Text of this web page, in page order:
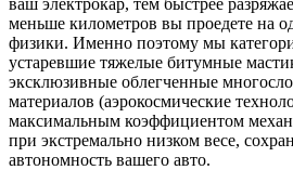
меньше километров вы проедете на
физики. Именно поэтому мы
устаревшие тяжелые битумные
эксклюзивные облегченные
материалов (аэрокосмические
максимальным коэффициентом
при экстремально низком весе,
автономность вашего авто.